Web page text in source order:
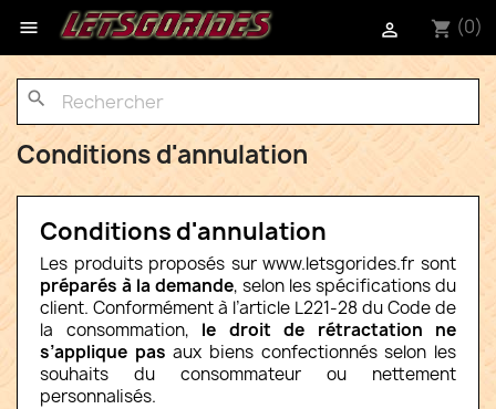
 shopping_cart (0)

search
Conditions d'annulation
Conditions d'annulation
Les produits proposés sur www.letsgorides.fr sont
préparés à la demande, selon les spécifications du
client. Conformément à l’article L221-28 du Code de
la consommation, le droit de rétractation ne
s’applique pas aux biens confectionnés selon les
souhaits du consommateur ou nettement
personnalisés.